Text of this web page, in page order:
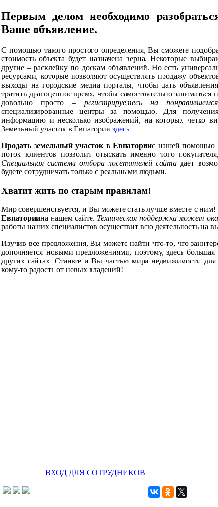
Первым делом необходимо
Ваше объявление.
С помощью такого простого определения, Вы сможете
стоимость объекта будет назначена верна. Некоторые
другие – расклейку по доскам объявлений. Но есть
ресурсами, которые позволяют осуществлять продажу
выходы на городские медиа порталы, чтобы дать
тратить драгоценное время, чтобы самостоятельно
довольно просто – регистрируетесь на
специализированные центры за помощью. Для
информацию и несколько изображений, на которых четко
Земельный участок в Евпатории здесь.
Продать земельный участок в Евпаториис нашей помощью
поток клиентов позволит отыскать именно того
Специальная система отбора посетителей сайта дает
будете сотрудничать только с реальными людьми.
Хватит жить по старым правилам!
Мир совершенствуется, и Вы можете стать лучше вместе с
Евпаториина нашем сайте. Техническая поддержка может
работы наших специалистов осуществит всю деятельность на
Изучив все предложения, Вы можете найти что-то, что
дополняется новыми предложениями, поэтому, здесь
других сайтах. Станьте и Вы частью мира недвижимости
кому-то радость от новых владений!
ВХОД ДЛЯ СОТРУДНИКОВ